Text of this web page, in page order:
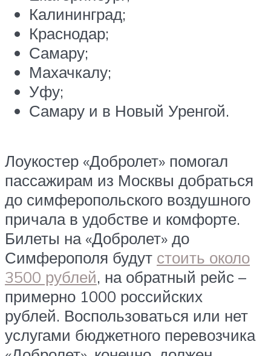
Калининград;
Краснодар;
Самару;
Махачкалу;
Уфу;
Самару и в Новый Уренгой.
Лоукостер «Добролет» помогал
пассажирам из Москвы добраться
до симферопольского воздушного
причала в удобстве и комфорте.
Билеты на «Добролет» до
Симферополя будут стоить около
3500 рублей, на обратный рейс –
примерно 1000 российских
рублей. Воспользоваться или нет
услугами бюджетного перевозчика